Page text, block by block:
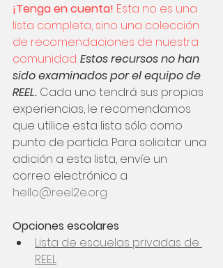
¡Tenga en cuenta! Esta no es una
lista completa, sino una colección
de recomendaciones de nuestra
comunidad. Estos recursos no han
sido examinados por el equipo de
REEL. Cada uno tendrá sus propias
experiencias, le recomendamos
que utilice esta lista sólo como
punto de partida. Para solicitar una
adición a esta lista, envíe un
correo electrónico a
hello@reel2e.org
​Opciones escolares
Lista de escuelas privadas de
REEL